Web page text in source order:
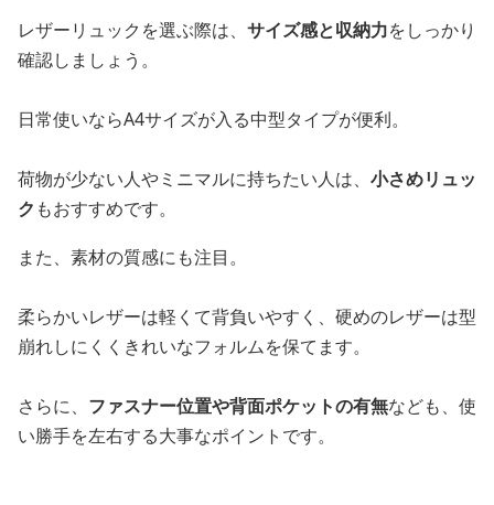
レザーリュックを選ぶ際は、 サイズ感と収納力をしっかり
確認しましょう。
日常使いならA4サイズが入る中型タイプが便利。
荷物が少ない人やミニマルに持ちたい人は、 小さめリュッ
ク もおすすめです。
また、素材の質感にも注目。
柔らかいレザーは軽くて背負いやすく、硬めのレザーは型
崩れしにくくきれいなフォルムを保てます。
さらに、 ファスナー位置や背面ポケットの有無なども、使
い勝手を左右する大事なポイントです。